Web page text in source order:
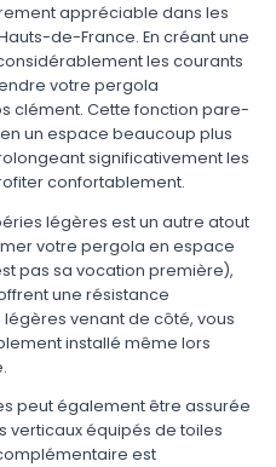
appréciable dans les
de-France. En créant une
les courants
votre pergola
clément. Cette fonction pare-
un espace beaucoup plus
significativement les
confortablement.
légères est un autre atout
votre pergola en espace
pas sa vocation première),
une résistance
venant de côté, vous
installé même lors
peut également être assurée
verticaux équipés de toiles
est